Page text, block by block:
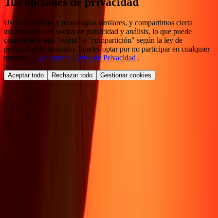
Usamos cookies y tecnologías similares, y compartimos cierta
información con socios de publicidad y análisis, lo que puede
considerarse una "venta" o "compartición" según la ley de
privacidad de tu estado. Puedes optar por no participar en cualquier
momento. Lee nuestro Aviso de Privacidad .
Aceptar todo Rechazar todo Gestionar cookies